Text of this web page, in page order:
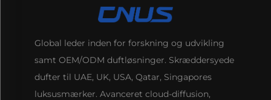
Global leder inden for forskning og udvikling
samt OEM/ODM duftløsninger. Skræddersyede
dufter til UAE, UK, USA, Qatar, Singapores
luksusmærker. Avanceret cloud-diffusion,